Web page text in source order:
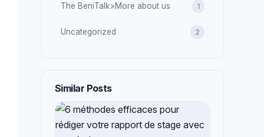
The BeniTalk>More about us 1
Uncategorized 2
Similar Posts